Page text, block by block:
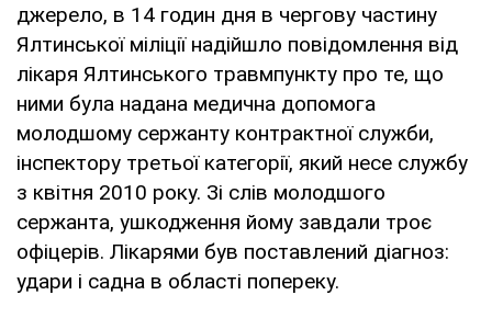
джерело, в 14 годин дня в чергову частину
Ялтинської міліції надійшло повідомлення від
лікаря Ялтинського травмпункту про те, що
ними була надана медична допомога
молодшому сержанту контрактної служби,
інспектору третьої категорії, який несе службу
з квітня 2010 року. Зі слів молодшого
сержанта, ушкодження йому завдали троє
офіцерів. Лікарями був поставлений діагноз:
удари і садна в області попереку.